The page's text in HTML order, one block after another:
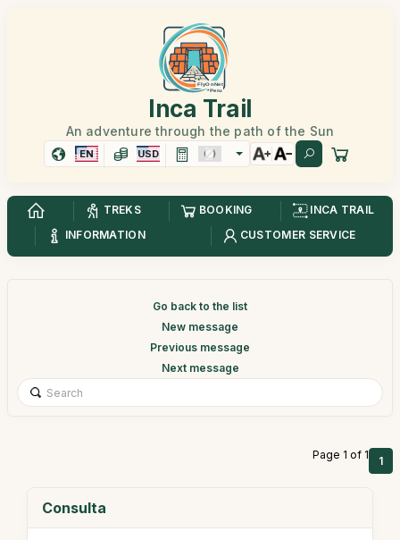
Inca Trail
An adventure through the path of the Sun
EN USD
TREKS BOOKING
INCA TRAIL
INFORMATION
CUSTOMER SERVICE
Go back to the list
New message
Previous message
Next message
Page 1 of 1 1
Consulta